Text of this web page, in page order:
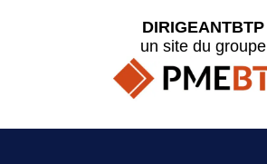
DIRIGEANTBTP
un site du groupe